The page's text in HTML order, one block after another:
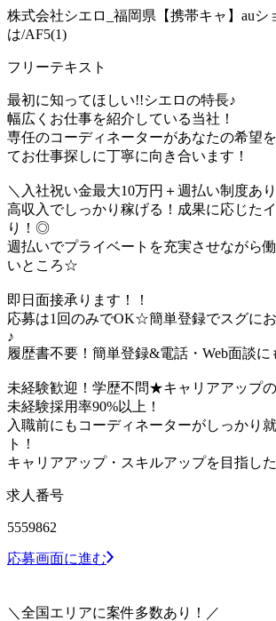
株式会社シエロ_福岡県【携帯キャ】auシ
は/AF5(1)
フリーテキスト
最初に知ってほしい!!シエロの特長♪
幅広くお仕事を紹介している当社！
専任のコーディネーターがあなたの希望
てお仕事探しに丁寧に向き合います！
＼入社祝い金最大10万円＋週払い制度あ
高収入でしっかり稼げる！成果に応じた
り！◎
週払いでプライベートを充実させながら
いところ☆
即日面接承ります！！
応募は1回のみでOK☆簡単登録でスグに
♪
履歴書不要！簡単登録&電話・Web面談に
未経験歓迎！学歴不問★キャリアアップ
未経験採用率90%以上！
入職前にもコーディネーターがしっかり
ト！
キャリアアップ・スキルアップを目指し
求人番号
5559862
応募画面に進む
＼全国エリアに案件多数あり！／